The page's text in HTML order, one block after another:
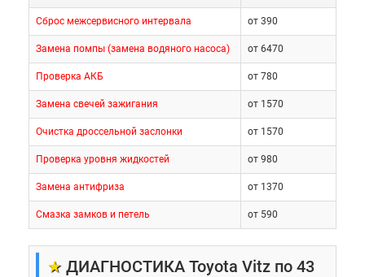
Сброс межсервисного интервала от 390
Замена помпы (замена водяного насоса) от 6470
Проверка АКБ от 780
Замена свечей зажигания от 1570
Очистка дроссельной заслонки от 1570
Проверка уровня жидкостей от 980
Замена антифриза от 1370
Смазка замков и петель от 590
★ ДИАГНОСТИКА Toyota Vitz по 43